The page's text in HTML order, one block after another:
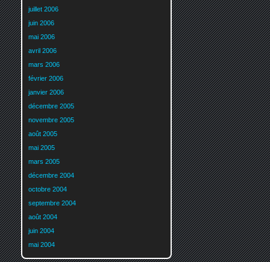
juillet 2006
juin 2006
mai 2006
avril 2006
mars 2006
février 2006
janvier 2006
décembre 2005
novembre 2005
août 2005
mai 2005
mars 2005
décembre 2004
octobre 2004
septembre 2004
août 2004
juin 2004
mai 2004